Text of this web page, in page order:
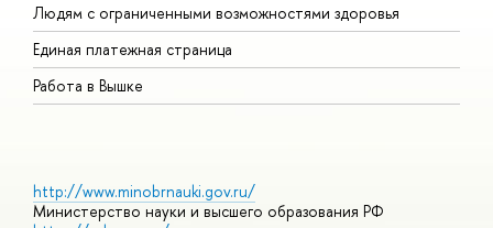
Людям с ограниченными возможностями здоровья
Единая платежная страница
Работа в Вышке
http://www.minobrnauki.gov.ru/
Министерство науки и высшего образования РФ